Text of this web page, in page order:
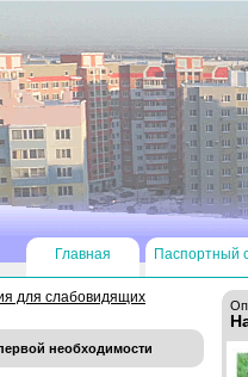
Главная Паспортный
для слабовидящих
необходимости